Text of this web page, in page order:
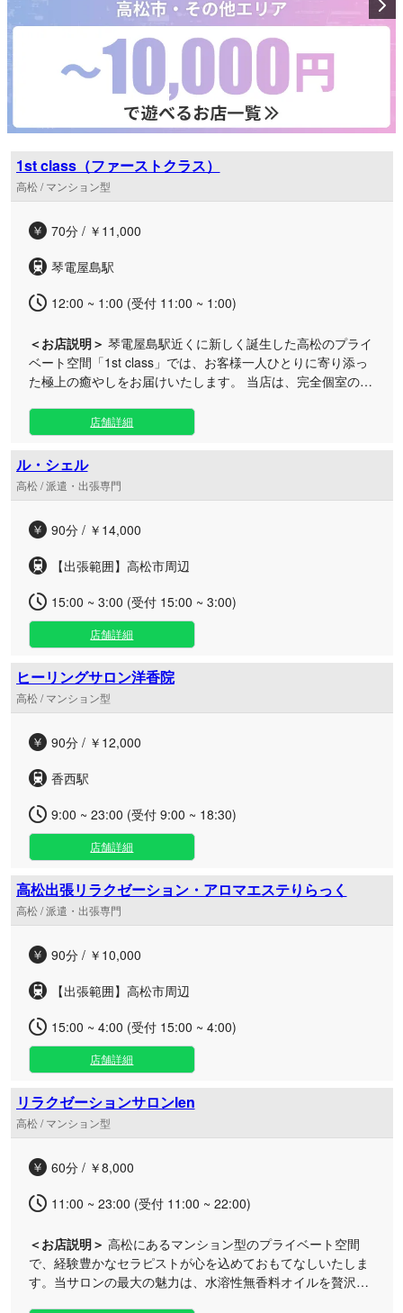
やされたい大人の方や、お仕事帰りの遅い時間、お出かけの
合間のリフレッシュなど、様々なシーンでご利用いただけま
す。ゆったりとした時間が流れる隠れ家のような空間で、贅
沢なケアをご堪能ください。
1st class（ファーストクラス）
高松 / マンション型
70分 / ￥11,000
琴電屋島駅
12:00 ~ 1:00 (受付 11:00 ~ 1:00)
＜お店説明＞ 琴電屋島駅近くに新しく誕生した高松のプライ
ベート空間「1st class」では、お客様一人ひとりに寄り添っ
た極上の癒やしをお届けいたします。 当店は、完全個室の落
けの贅沢な時間をお過ごしいただけます。静かに心身を癒や
したい大人の方に向けて、厳選したホットオイルやアロマ、
リンパケアなど、お体のコリや疲れをじんわりとほぐす丁寧
な施術を豊富にご用意しております。年中無休で深夜まで対
応しておりますので、お仕事帰りの遅い時間や、日々のお出
ださい。
店舗詳細
ル・シェル
高松 / 派遣・出張専門
90分 / ￥14,000
【出張範囲】高松市周辺
15:00 ~ 3:00 (受付 15:00 ~ 3:00)
店舗詳細
ヒーリングサロン洋香院
高松 / マンション型
90分 / ￥12,000
香西駅
9:00 ~ 23:00 (受付 9:00 ~ 18:30)
店舗詳細
高松出張リラクゼーション・アロマエステりらっく
高松 / 派遣・出張専門
90分 / ￥10,000
【出張範囲】高松市周辺
15:00 ~ 4:00 (受付 15:00 ~ 4:00)
店舗詳細
リラクゼーションサロンlen
高松 / マンション型
60分 / ￥8,000
11:00 ~ 23:00 (受付 11:00 ~ 22:00)
＜お店説明＞ 高松にあるマンション型のプライベート空間
で、経験豊かなセラピストが心を込めておもてなしいたしま
す。当サロンの最大の魅力は、水溶性無香料オイルを贅沢に